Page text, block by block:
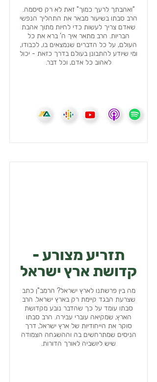
"ואהבתך לרעך כמוך" זאת לא רק סיסמה.
הרב סבתו בשיעור מבאר את התהליך הנפשי
שאדם צריך לעשות כדי לחיות מתוך אהבת
הבריות. הרב מתאר איך ה' ברא את כל
העולם, על כל הדברים שנמצאים בו, לכבודו,
ומי שיודע להתבונן בעולם בדרך כזאת - יכול
לאהוב כל אדם, וכל דבר.
תזריע מצורע -
קדושת ארץ ישראל
מה בין פרשתנו לארץ ישראל? הרמב"ן כתב
שצרעת הבגד קיימת רק בארץ ישראל. הרב
סבתו עומד על כך שהדבר נובע מקדושת
הארץ, שמקיאה עוברי עבירה. הרב סבתו
סוקר את הייחודיות של ארץ ישראל, דרך
הניסים שמתרחשים בה וההשגחה הצמודה
שיש ליושביה לאורך הדורות.